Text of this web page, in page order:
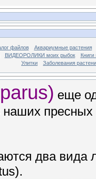
файлов
Аквариумные растения
ВИДЕОРОЛИКИ моих рыбок
Улитки
Заболевания
еще
наших
два вида